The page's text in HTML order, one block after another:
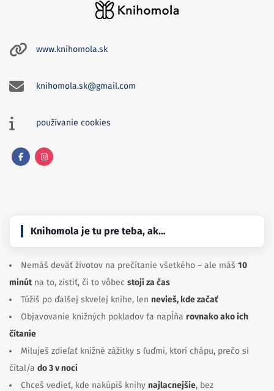
www.knihomola.sk
knihomola.sk@gmail.com
používanie cookies
Knihomola je tu pre teba, ak…
Nemáš deväť životov na prečítanie všetkého – ale máš 10
minútna to, zistiť, či to vôbec stojí za čas
Túžiš po ďalšej skvelej knihe, len nevieš, kde začať
Objavovanie knižných pokladov ťa napĺňa rovnako ako ich
čítanie
Miluješ zdieľať knižné zážitky s ľuďmi, ktorí chápu, prečo si
čítal/a do 3 v noci
Chceš vedieť, kde nakúpiš knihy najlacnejšie, bez